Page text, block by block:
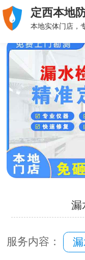
定西本地
本地实体门店，
漏
服务内容：